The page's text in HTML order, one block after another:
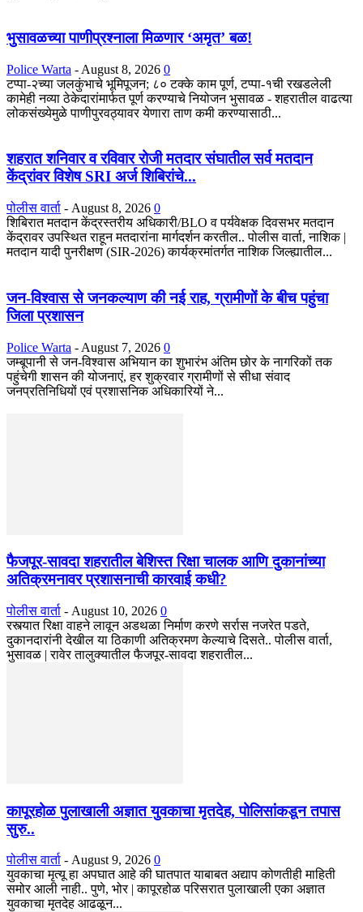
भुसावळच्या पाणीप्रश्नाला मिळणार ‘अमृत’ बळ!
Police Warta - August 8, 2026 0
टप्पा-२च्या जलकुंभाचे भूमिपूजन; ८० टक्के काम पूर्ण, टप्पा-१ची रखडलेली
कामेही नव्या ठेकेदारांमार्फत पूर्ण करण्याचे नियोजन भुसावळ - शहरातील वाढत्या
लोकसंख्येमुळे पाणीपुरवठ्यावर येणारा ताण कमी करण्यासाठी...
शहरात शनिवार व रविवार रोजी मतदार संघातील सर्व मतदान
केंद्रांवर विशेष SRI अर्ज शिबिरांचे...
पोलीस वार्ता - August 8, 2026 0
शिबिरात मतदान केंद्रस्तरीय अधिकारी/BLO व पर्यवेक्षक दिवसभर मतदान
केंद्रावर उपस्थित राहून मतदारांना मार्गदर्शन करतील.. पोलीस वार्ता, नाशिक |
मतदान यादी पुनरीक्षण (SIR-2026) कार्यक्रमांतर्गत नाशिक जिल्ह्यातील...
जन-विश्वास से जनकल्याण की नई राह, ग्रामीणों के बीच पहुंचा
जिला प्रशासन
Police Warta - August 7, 2026 0
जम्बूपानी से जन-विश्वास अभियान का शुभारंभ अंतिम छोर के नागरिकों तक
पहुंचेगी शासन की योजनाएं, हर शुक्रवार ग्रामीणों से सीधा संवाद
जनप्रतिनिधियों एवं प्रशासनिक अधिकारियों ने...
फैजपूर-सावदा शहरातील बेशिस्त रिक्षा चालक आणि दुकानांच्या
अतिक्रमनावर प्रशासनाची कारवाई कधी?
पोलीस वार्ता - August 10, 2026 0
रस्त्यात रिक्षा वाहने लावून अडथळा निर्माण करणे सर्रास नजरेत पडते,
दुकानदारांनी देखील या ठिकाणी अतिक्रमण केल्याचे दिसते.. पोलीस वार्ता,
भुसावळ | रावेर तालुक्यातील फैजपूर-सावदा शहरातील...
कापूरहोळ पुलाखाली अज्ञात युवकाचा मृतदेह, पोलिसांकडून तपास
सुरु..
पोलीस वार्ता - August 9, 2026 0
युवकाचा मृत्यू हा अपघात आहे की घातपात याबाबत अद्याप कोणतीही माहिती
समोर आली नाही.. पुणे, भोर | कापूरहोळ परिसरात पुलाखाली एका अज्ञात
युवकाचा मृतदेह आढळून...